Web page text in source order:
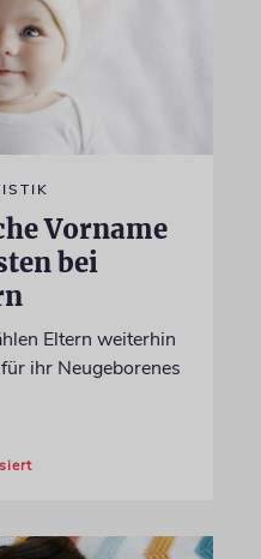
Vorname
bei
Eltern weiterhin
ihr Neugeborenes